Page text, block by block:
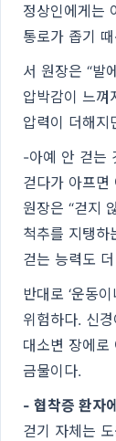
정상인에게는
통로가 좁기
서 원장은 “발
압박감이 느껴
압력이 더해지
-아예 안 걷는
걷다가 아프면
원장은 “걷지
척추를 지탱하
걷는 능력도
반대로 ‘운동
위험하다. 신
대소변 장에로
금물이다.
- 협착증 환자
걷기 자체는